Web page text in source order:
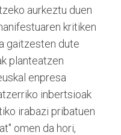
aurkeztu duen
kritiken
gaitzesten dute
planteatzen
enpresa
inbertsioak
irabazi pribatuen
omen da hori,